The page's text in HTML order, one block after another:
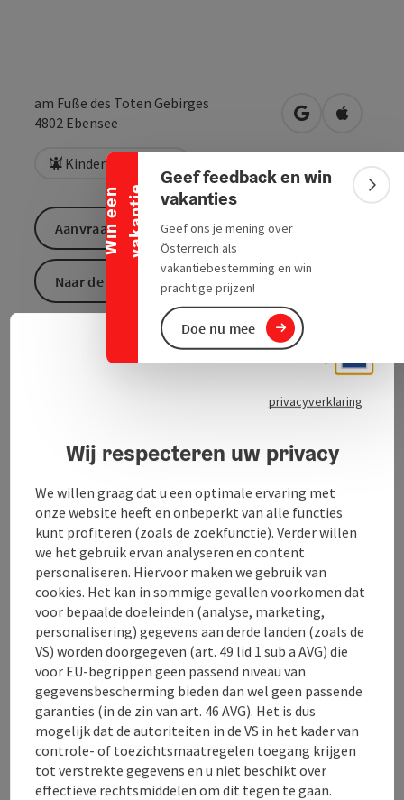
W
i
n
e
e
n
v
a
k
a
n
t
ie
Banner inklappen
Geef feedback en win
vakanties
Geef ons je mening over
Österreich als
vakantiebestemming en win
prachtige prijzen!
Doe nu mee
am Fuße des Toten Gebirges
4802 Ebensee Openen inOpenen
Kinderspeelplaats
Keuken
Inrichting
Prijs
Ligging
Geschiktheid
Toegankelijkheid
Aanvraag versturen
Naar de website
privacyverklaring
Wij respecteren uw privacy
We willen graag dat u een optimale ervaring met
onze website heeft en onbeperkt van alle functies
kunt profiteren (zoals de zoekfunctie). Verder willen
we het gebruik ervan analyseren en content
personaliseren. Hiervoor maken we gebruik van
cookies. Het kan in sommige gevallen voorkomen dat
voor bepaalde doeleinden (analyse, marketing,
personalisering) gegevens aan derde landen (zoals de
VS) worden doorgegeven (art. 49 lid 1 sub a AVG) die
voor EU-begrippen geen passend niveau van
gegevensbescherming bieden dan wel geen passende
garanties (in de zin van art. 46 AVG). Het is dus
mogelijk dat de autoriteiten in de VS in het kader van
controle- of toezichtsmaatregelen toegang krijgen
tot verstrekte gegevens en u niet beschikt over
effectieve rechtsmiddelen om dit tegen te gaan.